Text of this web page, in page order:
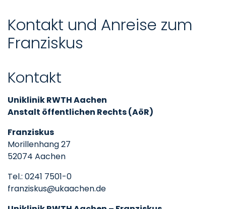
Kontakt und Anreise zum
Franziskus
Kontakt
Uniklinik RWTH Aachen
Anstalt öffentlichen Rechts (AöR)
Franziskus
Morillenhang 27
52074 Aachen
Tel.: 0241 7501-0
franziskus@ukaachen.de